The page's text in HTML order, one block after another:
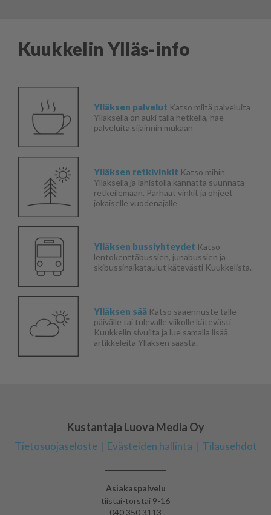
Kuukkelin Ylläs-info
Ylläksen palvelut Katso miltä palveluita
Ylläksellä on auki tällä hetkellä, hae
palveluita sijainnin mukaan
Ylläksen retkivinkit Katso mihin
Ylläksellä ja lähistöllä kannatta suunnata
retkeilemään. Parhaat vinkit ja ohjeet
jokaiselle vuodenajalle
Ylläksen bussiyhteydet Katso
lentokenttäbussien, junabussien ja
skibussinaikataulut kätevästi Kuukkelista.
Ylläksen sää Katso sääennuste tälle
päivälle tai tulevalle viikolle kätevästi
Kuukkelin sivuilta ja lue samalla lisää
artikkeleita Ylläksen säästä.
Kustantaja Luova Media Oy
Tietosuojaseloste Evästeiden hallinta Tilausehdot
Asiakaspalvelu
tiistai-torstai 9-16
040 350 3113